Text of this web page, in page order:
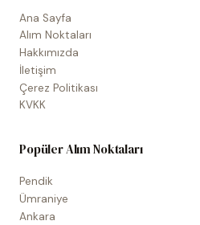
Ana Sayfa
Alım Noktaları
Hakkımızda
İletişim
Çerez Politikası
KVKK
Popüler Alım Noktaları
Pendik
Ümraniye
Ankara